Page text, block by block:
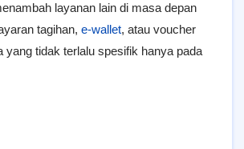
layanan lain di masa depan
tagihan, e-wallet, atau voucher
yang tidak terlalu spesifik hanya pada